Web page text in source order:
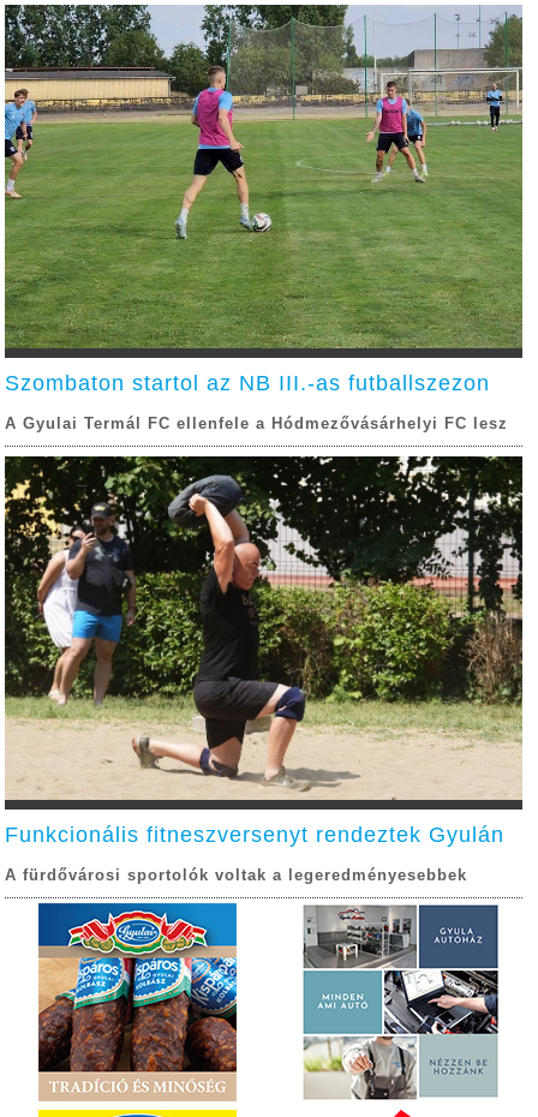
Szombaton startol az NB III.-as futballszezon
A Gyulai Termál FC ellenfele a Hódmezővásárhelyi FC lesz
Funkcionális fitneszversenyt rendeztek Gyulán
A fürdővárosi sportolók voltak a legeredményesebbek